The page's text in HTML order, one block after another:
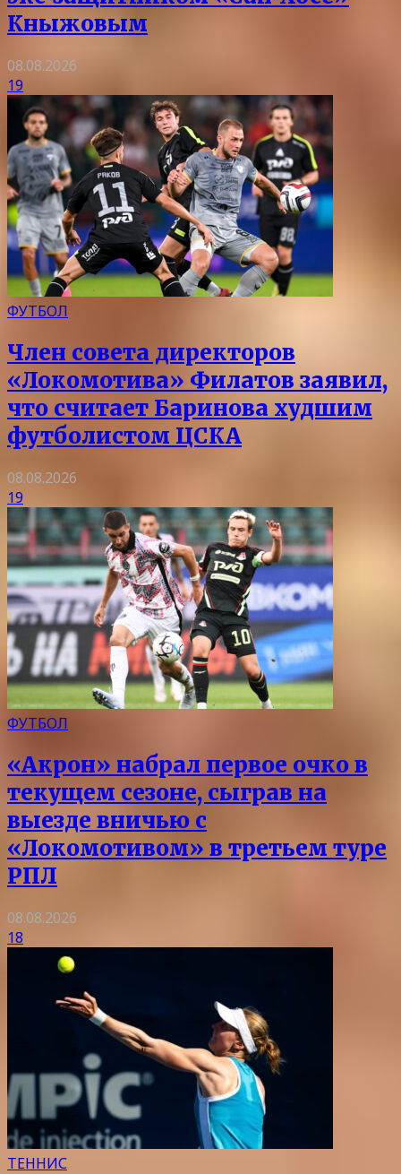
Кныжовым
08.08.2026
19
ФУТБОЛ
Член совета директоров
«Локомотива» Филатов заявил,
что считает Баринова худшим
футболистом ЦСКА
08.08.2026
19
ФУТБОЛ
«Акрон» набрал первое очко в
текущем сезоне, сыграв на
выезде вничью с
«Локомотивом» в третьем туре
РПЛ
08.08.2026
18
ТЕННИС